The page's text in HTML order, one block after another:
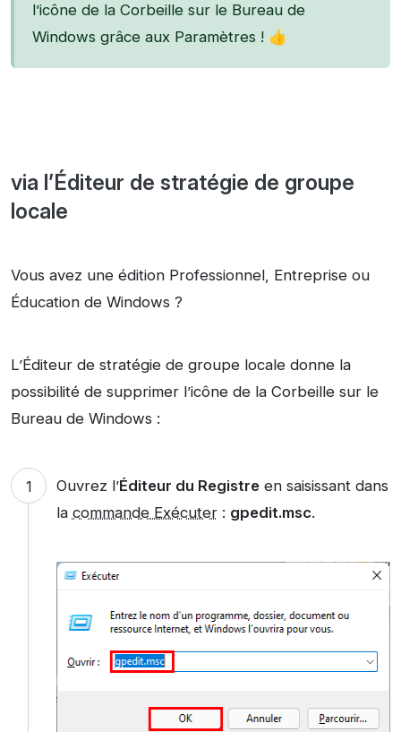
l’icône de la Corbeille sur le Bureau de
Windows grâce aux Paramètres ! 👍
via l’Éditeur de stratégie de groupe
locale
Vous avez une édition Professionnel, Entreprise ou
Éducation de Windows ?
L’Éditeur de stratégie de groupe locale donne la
possibilité de supprimer l’icône de la Corbeille sur le
Bureau de Windows :
Ouvrez l’Éditeur du Registreen saisissant dans
la commande Exécuter: gpedit.msc.